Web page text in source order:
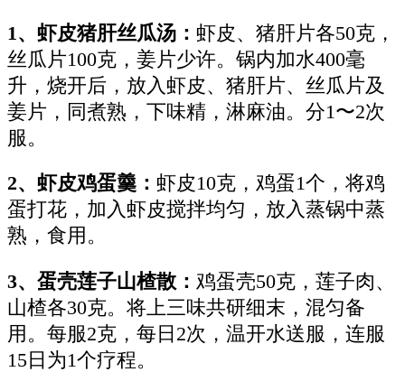
1、虾皮猪肝丝瓜汤： 虾皮、猪肝片各50克，
丝瓜片100克，姜片少许。锅内加水400毫
升，烧开后，放入虾皮、猪肝片、丝瓜片及
姜片，同煮熟，下味精，淋麻油。分1〜2次
服。
2、虾皮鸡蛋羹： 虾皮10克，鸡蛋1个，将鸡
蛋打花，加入虾皮搅拌均匀，放入蒸锅中蒸
熟，食用。
3、蛋壳莲子山楂散： 鸡蛋壳50克，莲子肉、
山楂各30克。将上三味共研细末，混匀备
用。每服2克，每日2次，温开水送服，连服
15日为1个疗程。